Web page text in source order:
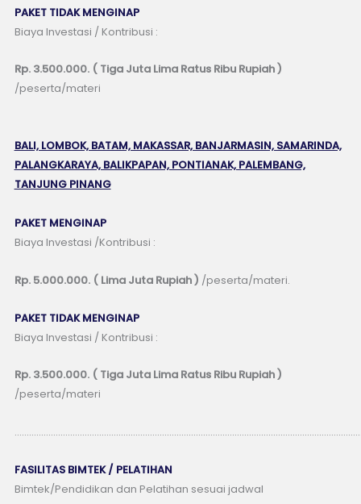
PAKET TIDAK MENGINAP
Biaya Investasi / Kontribusi :
Rp. 3.500.000. ( Tiga Juta Lima Ratus Ribu Rupiah )
/peserta/materi
BALI, LOMBOK, BATAM, MAKASSAR, BANJARMASIN, SAMARINDA,
PALANGKARAYA, BALIKPAPAN, PONTIANAK, PALEMBANG,
TANJUNG PINANG
PAKET MENGINAP
Biaya Investasi /Kontribusi :
Rp. 5.000.000. ( Lima Juta Rupiah ) /peserta/materi.
PAKET TIDAK MENGINAP
Biaya Investasi / Kontribusi :
Rp. 3.500.000. ( Tiga Juta Lima Ratus Ribu Rupiah )
/peserta/materi
FASILITAS BIMTEK / PELATIHAN
Bimtek/Pendidikan dan Pelatihan sesuai jadwal